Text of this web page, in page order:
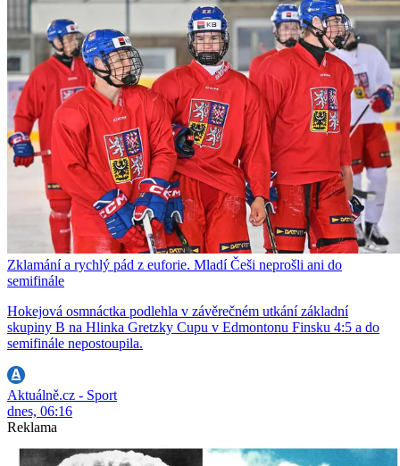
Zklamání a rychlý pád z euforie. Mladí Češi neprošli ani do
semifinále
Hokejová osmnáctka podlehla v závěrečném utkání základní
skupiny B na Hlinka Gretzky Cupu v Edmontonu Finsku 4:5 a do
semifinále nepostoupila.
Aktuálně.cz - Sport
dnes, 06:16
Reklama